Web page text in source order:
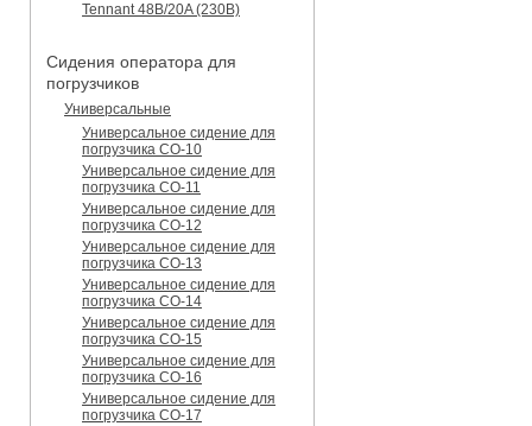
Tennant 48B/20A (230B)
Сидения оператора для
погрузчиков
Универсальные
Универсальное сидение для
погрузчика CO-10
Универсальное сидение для
погрузчика CO-11
Универсальное сидение для
погрузчика CO-12
Универсальное сидение для
погрузчика CO-13
Универсальное сидение для
погрузчика CO-14
Универсальное сидение для
погрузчика CO-15
Универсальное сидение для
погрузчика CO-16
Универсальное сидение для
погрузчика CO-17